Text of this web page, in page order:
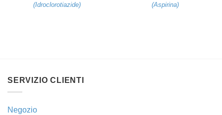
(Idroclorotiazide)
(Aspirina)
SERVIZIO CLIENTI
Negozio